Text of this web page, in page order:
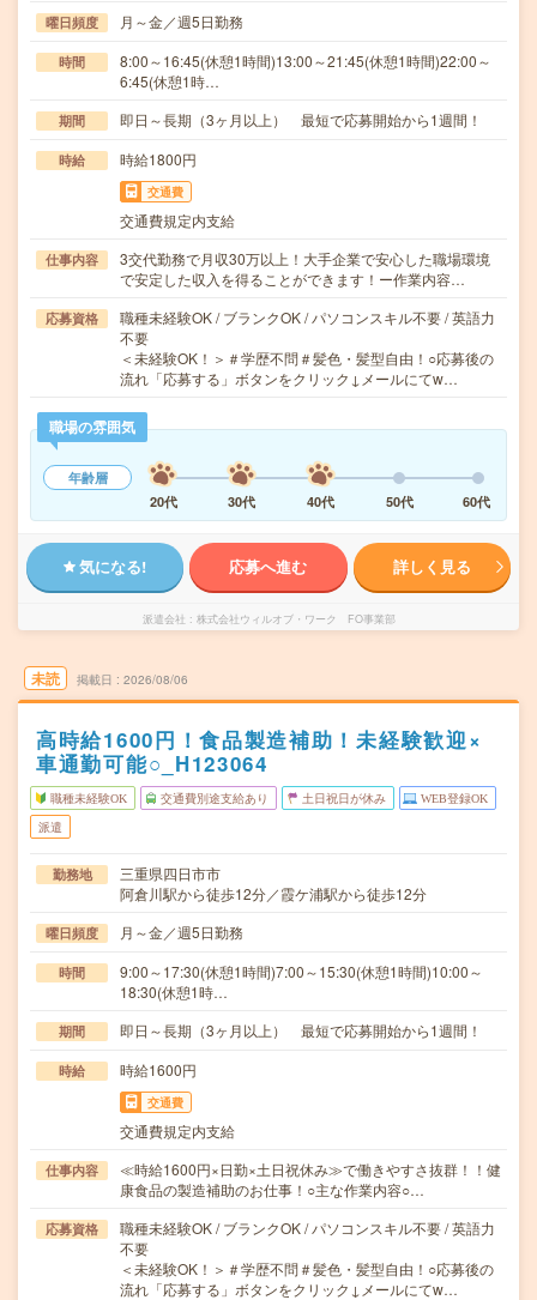
曜日頻度 月～金／週5日勤務
時間
8:00～16:45(休憩1時間)13:00～21:45(休憩1時間)22:00～
6:45(休憩1時…
期間 即日～長期（3ヶ月以上） 最短で応募開始から1週間！
時給 時給1800円
交通費
交通費規定内支給
仕事内容
3交代勤務で月収30万以上！大手企業で安心した職場環境
で安定した収入を得ることができます！ー作業内容…
応募資格
職種未経験OK / ブランクOK / パソコンスキル不要 / 英語力
不要
＜未経験OK！＞＃学歴不問＃髪色・髪型自由！○応募後の
流れ「応募する」ボタンをクリック↓メールにてw…
職場の雰囲気
年齢層
20代
30代 40代 50代 60代
気になる! 応募へ進む 詳しく見る
派遣会社 株式会社ウィルオブ・ワーク FO事業部
未読 掲載日 2026/08/06
高時給1600円！食品製造補助！未経験歓迎×
車通勤可能○_H123064
職種未経験OK 交通費別途支給あり 土日祝日が休み WEB登録OK
派遣
勤務地
三重県四日市市
阿倉川駅から徒歩12分／霞ケ浦駅から徒歩12分
曜日頻度 月～金／週5日勤務
時間
9:00～17:30(休憩1時間)7:00～15:30(休憩1時間)10:00～
18:30(休憩1時…
期間 即日～長期（3ヶ月以上） 最短で応募開始から1週間！
時給 時給1600円
交通費
交通費規定内支給
仕事内容
≪時給1600円×日勤×土日祝休み≫で働きやすさ抜群！！健
康食品の製造補助のお仕事！○主な作業内容○…
応募資格
職種未経験OK / ブランクOK / パソコンスキル不要 / 英語力
不要
＜未経験OK！＞＃学歴不問＃髪色・髪型自由！○応募後の
流れ「応募する」ボタンをクリック↓メールにてw…